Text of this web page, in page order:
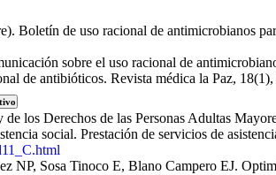
Boletín de uso racional de antimicrobianos
sobre el uso racional de
de antibióticos. Revista médica la Paz,
los Derechos de las Personas Adultas
social. Prestación de servicios de
Sosa Tinoco E, Blano Campero EJ.